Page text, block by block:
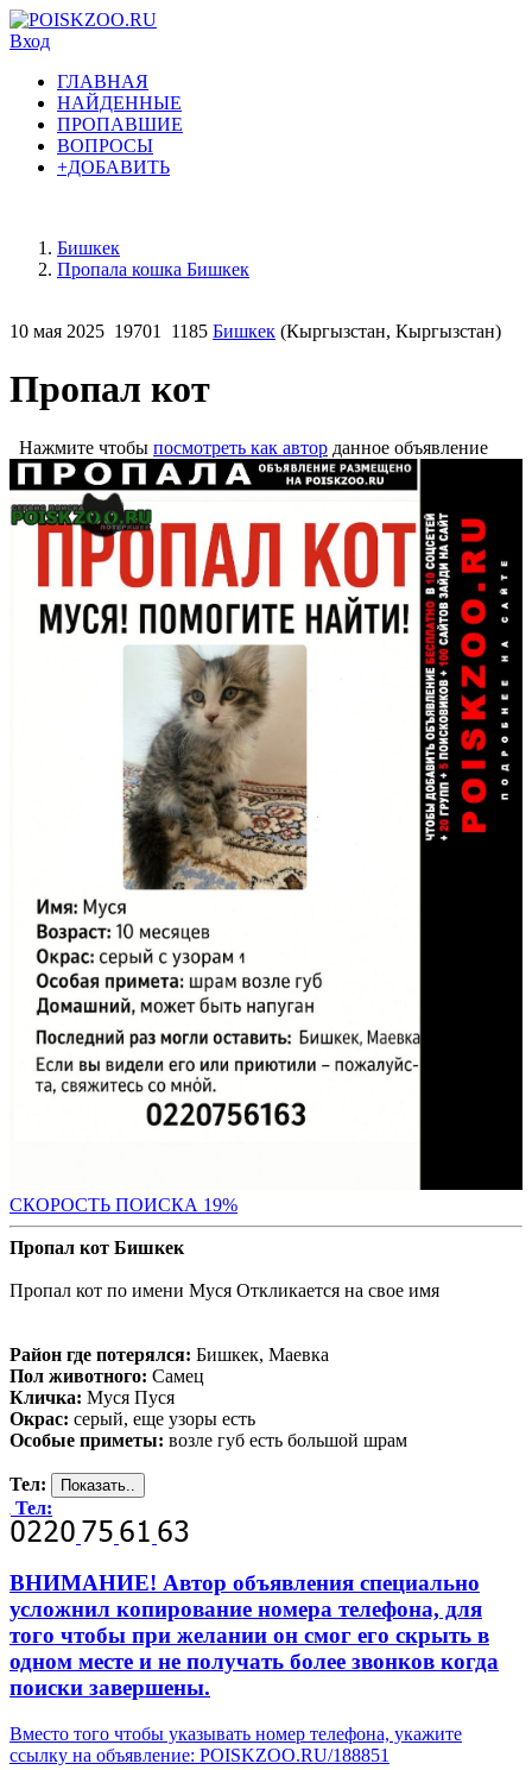
Вход
ГЛАВНАЯ
НАЙДЕННЫЕ
ПРОПАВШИЕ
ВОПРОСЫ
+ДОБАВИТЬ
Бишкек
Пропала кошка Бишкек
10 мая 2025 19701 1185 Бишкек (Кыргызстан, Кыргызстан)
Пропал кот
Нажмите чтобы посмотреть как автор данное объявление
СКОРОСТЬ ПОИСКА 19%
Пропал кот Бишкек
Пропал кот по имени Муся Откликается на свое имя
Район где потерялся: Бишкек, Маевка
Пол животного: Самец
Кличка: Муся Пуся
Окрас: серый, еще узоры есть
Особые приметы: возле губ есть большой шрам
Тел:
Тел:
ВНИМАНИЕ! Автор объявления специально
усложнил копирование номера телефона, для
того чтобы при желании он смог его скрыть в
одном месте и не получать более звонков когда
поиски завершены.
Вместо того чтобы указывать номер телефона, укажите
ссылку на объявление: POISKZOO.RU/188851